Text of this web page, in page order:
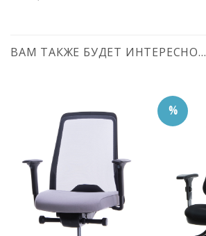
ВАМ ТАКЖЕ БУДЕТ ИНТЕРЕСНО…
%